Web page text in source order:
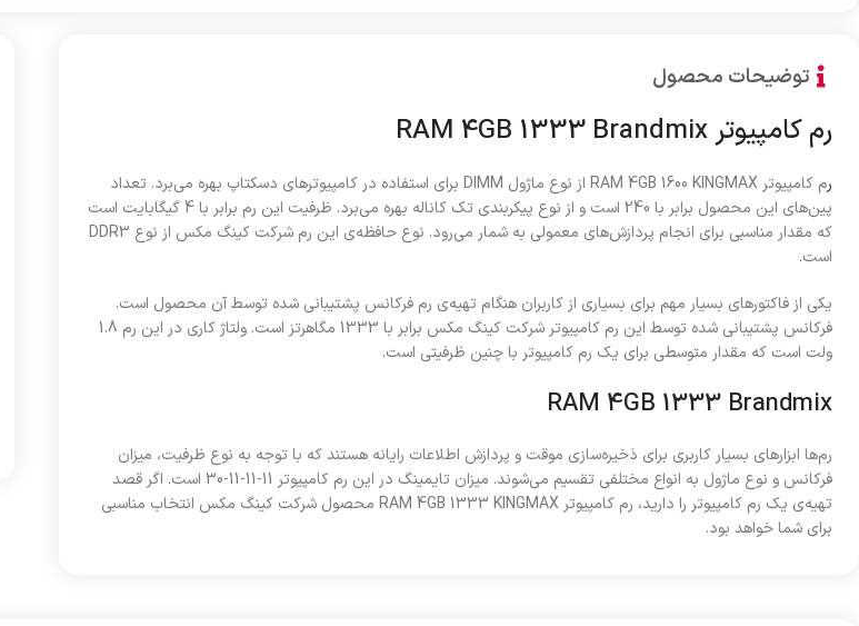
توضیحات محصول
رم کامپیوتر RAM 4GB 1333 Brandmix
ر
م کامپیوتر RAM 4GB 1600 KINGMAX از نوع ماژول DIMM برای استفاده در کامپیوترهای دسکتاپ بهره می‌برد. تعداد
پین‌های این محصول برابر با 240 است و از نوع پیکربندی تک کاناله بهره می‌برد. ظرفیت این رم برابر با 4 گیگابایت است
که مقدار مناسبی برای انجام پردازش‌های معمولی به شمار می‌رود. نوع حافظه‌ی این رم شرکت کینگ مکس از نوع DDR3
است.
یکی از فاکتورهای بسیار مهم برای بسیاری از کاربران هنگام تهیه‌ی رم فرکانس پشتیبانی شده توسط آن محصول است.
فرکانس پشتیبانی شده توسط این رم کامپیوتر شرکت کینگ مکس برابر با 1333 مگاهرتز است. ولتاژ کاری در این رم 1.8
ولت است که مقدار متوسطی برای یک رم کامپیوتر با چنین ظرفیتی است.
RAM 4GB 1333 Brandmix
رم‌ها ابزارهای بسیار کاربری برای ذخیره‌سازی موقت و پردازش اطلاعات رایانه هستند که با توجه به نوع ظرفیت، میزان
فرکانس و نوع ماژول به انواع مختلفی تقسیم می‌شوند. میزان تایمینگ در این رم کامپیوتر 11-11-11-30 است. اگر قصد
تهیه‌ی یک رم کامپیوتر را دارید، رم کامپیوتر RAM 4GB 1333 KINGMAX محصول شرکت کینگ مکس انتخاب مناسبی
برای شما خواهد بود.